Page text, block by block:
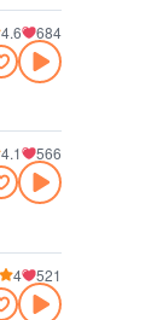
4.6 684
4.1 566
4 521